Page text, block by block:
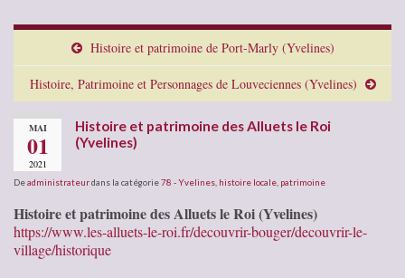
Histoire et patrimoine de Port-Marly (Yvelines)
Histoire, Patrimoine et Personnages de Louveciennes (Yvelines)
MAI
01
2021
Histoire et patrimoine des Alluets le Roi
(Yvelines)
Deadministrateurdans la catégorie78 - Yvelines histoire locale patrimoine
Histoire et patrimoine des Alluets le Roi (Yvelines)
https://www.les-alluets-le-roi.fr/decouvrir-bouger/decouvrir-le-
village/historique